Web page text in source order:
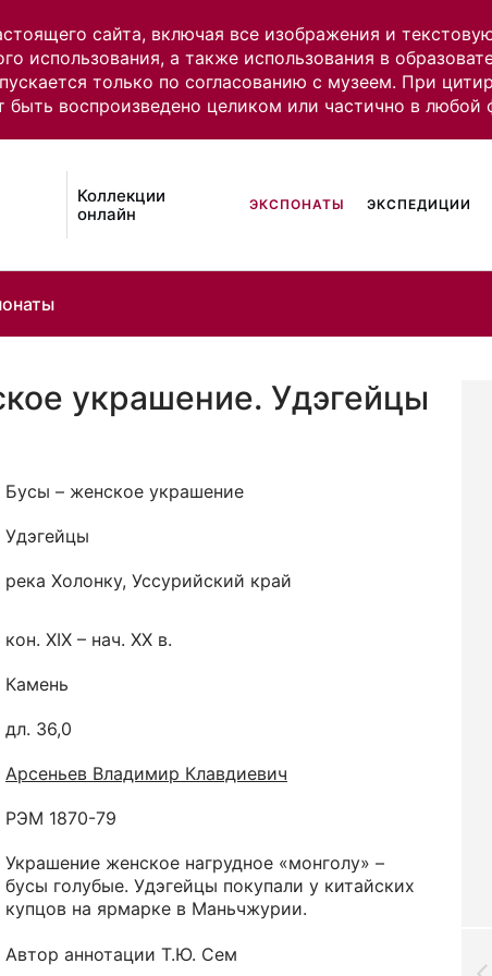
сайта, включая все изображения и
использования, а также использования в
только по согласованию с музеем. При
быть воспроизведено целиком или частично в
Коллекции
онлайн
ЭКСПОНАТЫ ЭКСПЕДИЦИИ
украшение. Удэгейцы
Бусы – женское украшение
Удэгейцы
река Холонку, Уссурийский край
кон. XIX – нач. ХХ в.
Камень
дл. 36,0
Арсеньев Владимир Клавдиевич
РЭМ 1870-79
Украшение женское нагрудное «монголу» –
бусы голубые. Удэгейцы покупали у китайских
купцов на ярмарке в Маньчжурии.
Автор аннотации Т.Ю. Сем